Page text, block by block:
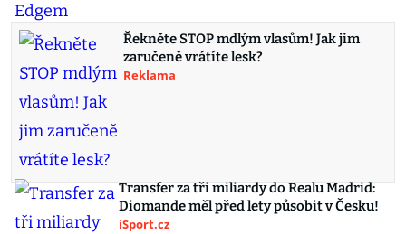
Řekněte STOP mdlým vlasům! Jak jim
zaručeně vrátíte lesk?
Reklama
Transfer za tři miliardy do Realu Madrid:
Diomande měl před lety působit v Česku!
iSport.cz